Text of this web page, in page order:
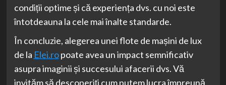
condiții optime și că experiența dvs. cu noi este
întotdeauna la cele mai înalte standarde.
În concluzie, alegerea unei flote de mașini de lux
de la Elei.ropoate avea un impact semnificativ
asupra imaginii și succesului afacerii dvs. Vă
invităm să descoperiți cum putem lucra împreună